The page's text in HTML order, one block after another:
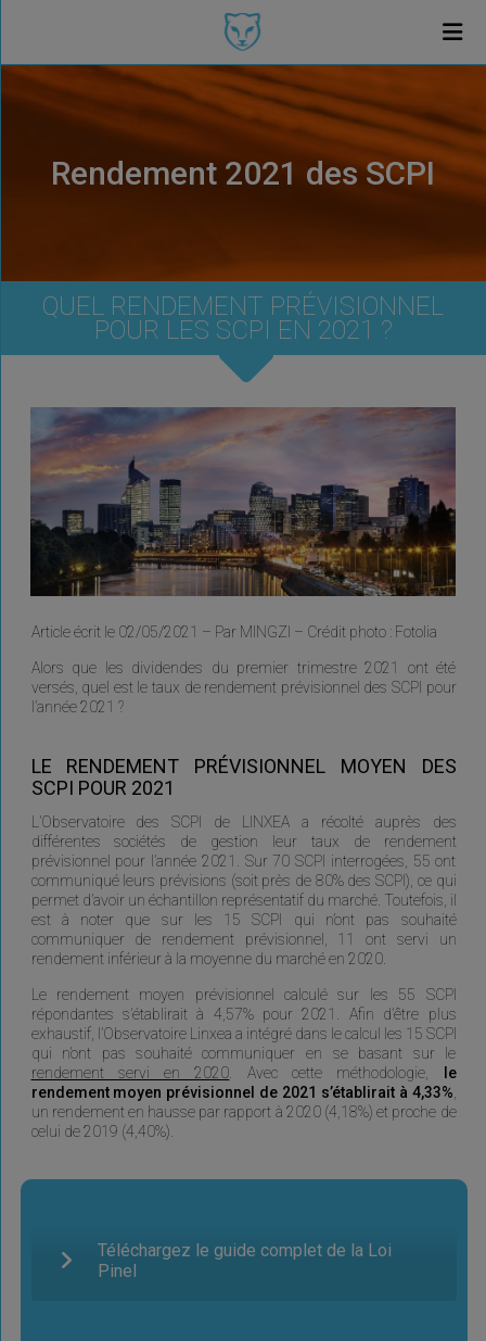
Rendement 2021 des SCPI
QUEL RENDEMENT PRÉVISIONNEL
POUR LES SCPI EN 2021 ?
Article écrit le 02/05/2021 – Par MINGZI – Crédit photo : Fotolia
Alors que les dividendes du premier trimestre 2021 ont été
versés, quel est le taux de rendement prévisionnel des SCPI pour
l’année 2021 ?
LE RENDEMENT PRÉVISIONNEL MOYEN DES
SCPI POUR 2021
L’Observatoire des SCPI de LINXEA a récolté auprès des
différentes sociétés de gestion leur taux de rendement
prévisionnel pour l’année 2021. Sur 70 SCPI interrogées, 55 ont
communiqué leurs prévisions (soit près de 80% des SCPI), ce qui
permet d’avoir un échantillon représentatif du marché. Toutefois, il
est à noter que sur les 15 SCPI qui n’ont pas souhaité
communiquer de rendement prévisionnel, 11 ont servi un
rendement inférieur à la moyenne du marché en 2020.
Le rendement moyen prévisionnel calculé sur les 55 SCPI
répondantes s’établirait à 4,57% pour 2021. Afin d’être plus
exhaustif, l’Observatoire Linxea a intégré dans le calcul les 15 SCPI
qui n’ont pas souhaité communiquer en se basant sur le
rendement servi en 2020 . Avec cette méthodologie,
le
rendement moyen prévisionnel de 2021 s’établirait à 4,33%
un rendement en hausse par rapport à 2020 (4,18%) et proche de
celui de 2019 (4,40%).
Téléchargez le guide complet de la Loi
Pinel